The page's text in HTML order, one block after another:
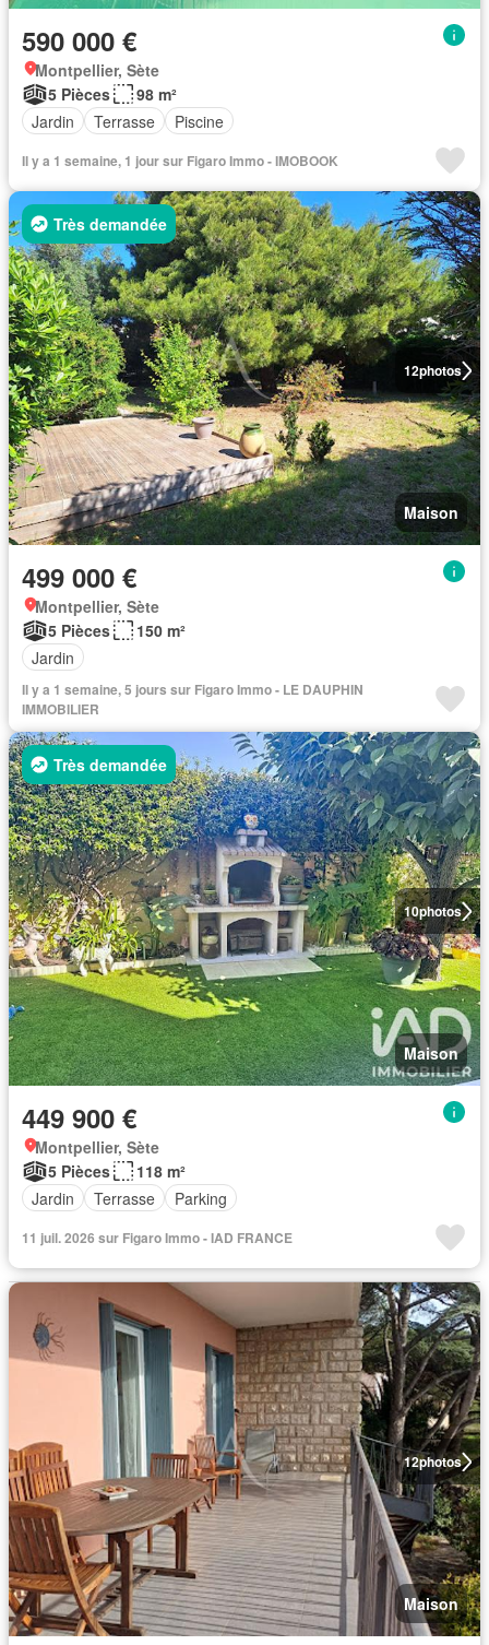
590 000 €
Montpellier, Sète
5 Pièces
98 m²
Jardin
Terrasse Piscine
Il y a 1 semaine, 1 jour sur Figaro Immo - IMOBOOK
12photos
Très demandée
Maison
499 000 €
Montpellier, Sète
5 Pièces
150 m²
Jardin
Il y a 1 semaine, 5 jours sur Figaro Immo - LE DAUPHIN
IMMOBILIER
10photos
Très demandée
Maison
449 900 €
Montpellier, Sète
5 Pièces
118 m²
Jardin
Terrasse Parking
11 juil. 2026 sur Figaro Immo - IAD FRANCE
12photos
Maison